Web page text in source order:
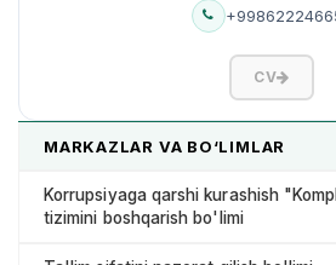
CV
MARKAZLAR VA BO‘LIMLAR
Korrupsiyaga qarshi kurashish
tizimini boshqarish bo'limi